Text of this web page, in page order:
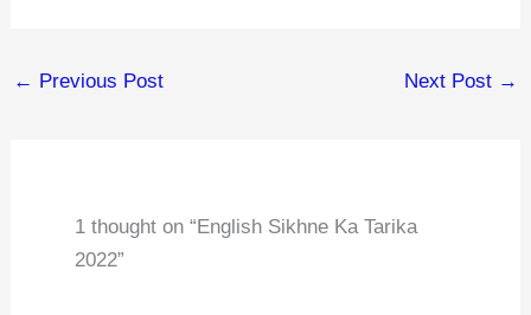
← Previous Post Next Post →
1 thought on “English Sikhne Ka Tarika
2022”